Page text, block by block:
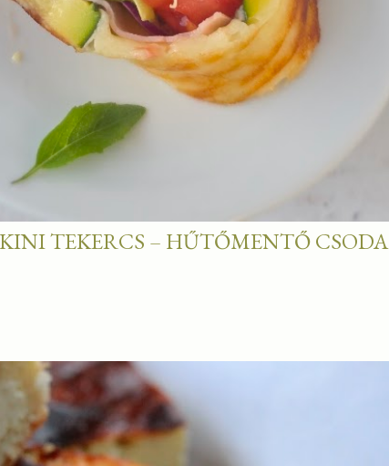
TEKERCS – HŰTŐMENTŐ CSODA